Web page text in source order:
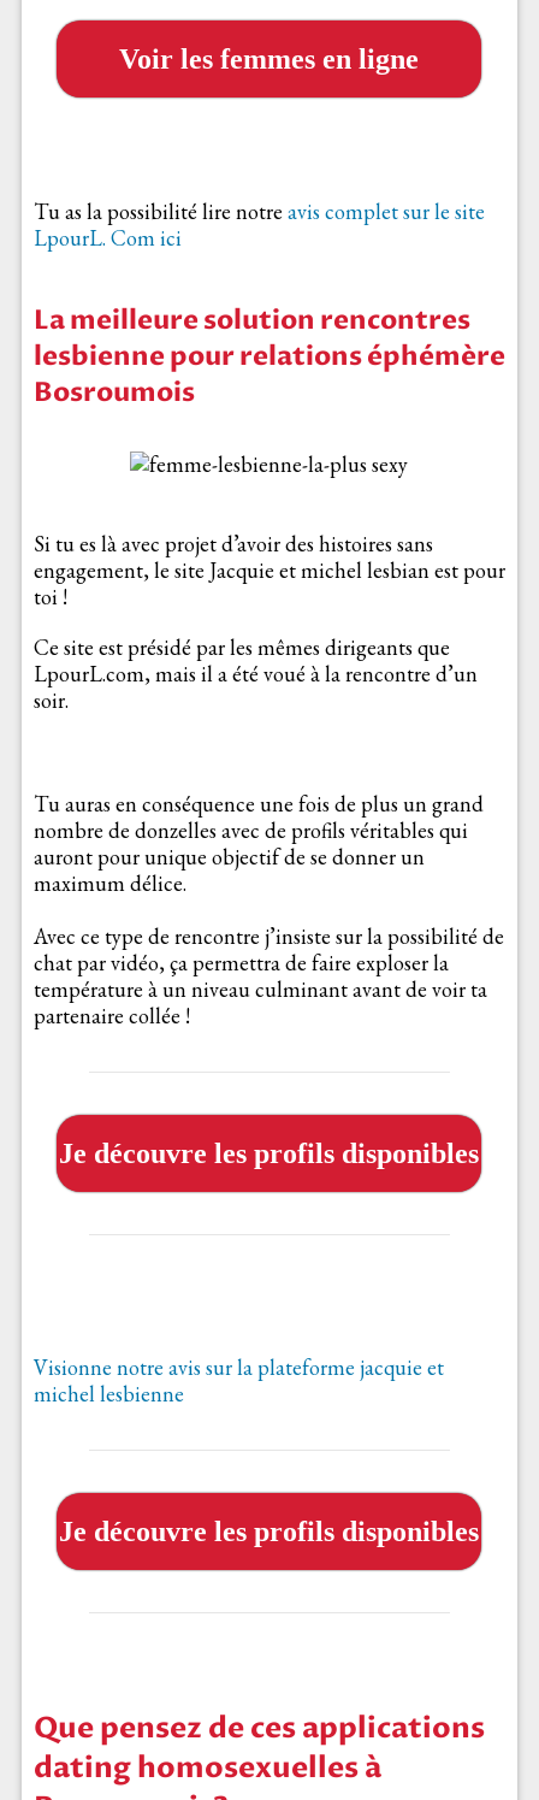
Voir les femmes en ligne
Tu as la possibilité lire notre avis complet sur le site
LpourL. Com ici
La meilleure solution rencontres
lesbienne pour relations éphémère
Bosroumois
Si tu es là avec projet d’avoir des histoires sans
engagement, le site Jacquie et michel lesbian est pour
toi !
Ce site est présidé par les mêmes dirigeants que
LpourL.com, mais il a été voué à la rencontre d’un
soir.
Tu auras en conséquence une fois de plus un grand
nombre de donzelles avec de profils véritables qui
auront pour unique objectif de se donner un
maximum délice.
Avec ce type de rencontre j’insiste sur la possibilité de
chat par vidéo, ça permettra de faire exploser la
température à un niveau culminant avant de voir ta
partenaire collée !
Je découvre les profils disponibles
Visionne notre avis sur la plateforme jacquie et
michel lesbienne
Je découvre les profils disponibles
Que pensez de ces applications
dating homosexuelles à